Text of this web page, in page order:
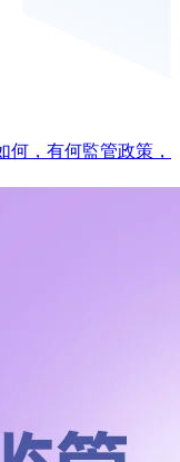
，有何監管政策，